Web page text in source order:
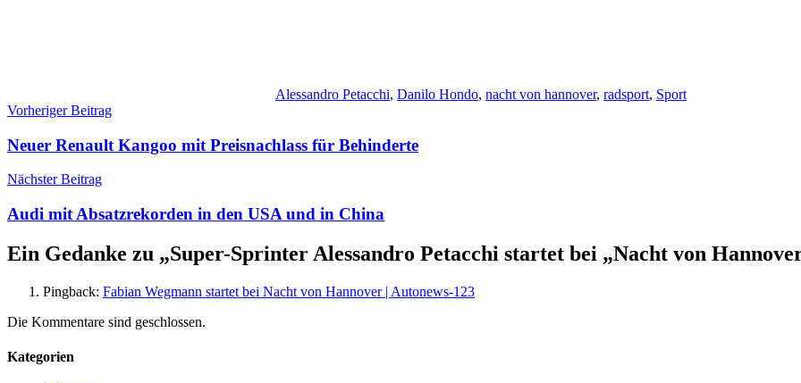
Alessandro Petacchi, Danilo Hondo, nacht von hannover, radsport, Sport
Beitragsnavigation
Vorheriger Beitrag
Neuer Renault Kangoo mit Preisnachlass für Behinderte
Nächster Beitrag
Audi mit Absatzrekorden in den USA und in China
Ein Gedanke zu „Super-Sprinter Alessandro Petacchi startet bei „Nacht von
Pingback: Fabian Wegmann startet bei Nacht von Hannover | Autonews-123
Die Kommentare sind geschlossen.
Kategorien